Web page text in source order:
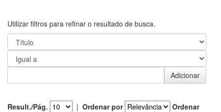
Utilizar filtros para refinar o resultado de busca.
Result./Pág. | Ordenar por
Ordenar